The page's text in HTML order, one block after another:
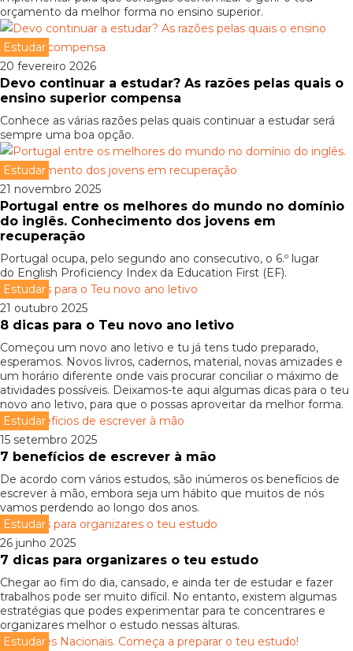
orçamento da melhor forma no ensino superior.
Estudar
20 fevereiro 2026
Devo continuar a estudar? As razões pelas quais o
ensino superior compensa
Conhece as várias razões pelas quais continuar a estudar será
sempre uma boa opção.
Estudar
21 novembro 2025
Portugal entre os melhores do mundo no domínio
do inglês. Conhecimento dos jovens em
recuperação
Portugal ocupa, pelo segundo ano consecutivo, o 6.º lugar
do English Proficiency Index da Education First (EF).
Estudar
21 outubro 2025
8 dicas para o Teu novo ano letivo
Começou um novo ano letivo e tu já tens tudo preparado,
esperamos. Novos livros, cadernos, material, novas amizades e
um horário diferente onde vais procurar conciliar o máximo de
atividades possíveis. Deixamos-te aqui algumas dicas para o teu
novo ano letivo, para que o possas aproveitar da melhor forma.
Estudar
15 setembro 2025
7 benefícios de escrever à mão
De acordo com vários estudos, são inúmeros os benefícios de
escrever à mão, embora seja um hábito que muitos de nós
vamos perdendo ao longo dos anos.
Estudar
26 junho 2025
7 dicas para organizares o teu estudo
Chegar ao fim do dia, cansado, e ainda ter de estudar e fazer
trabalhos pode ser muito difícil. No entanto, existem algumas
estratégias que podes experimentar para te concentrares e
organizares melhor o estudo nessas alturas.
Estudar